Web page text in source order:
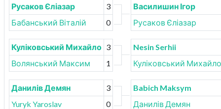
Русаков Єліазар
3
Бабанський Віталій
0
Куліковський Михайло 3
Волянський Максим
1
Данилів Демян
3
Yuryk Yaroslav
0
Василишин Ігор
Русаков Єліазар
Nesin Serhii
Куліковський Михайло
Babich Maksym
Данилів Демян